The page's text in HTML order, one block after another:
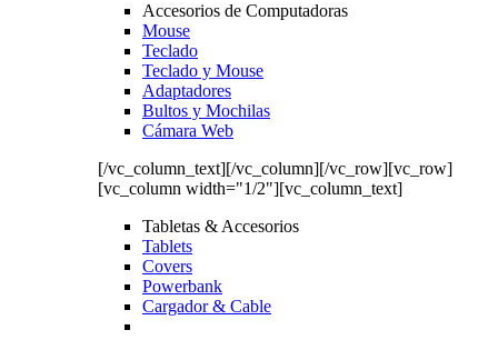
Accesorios de Computadoras
Mouse
Teclado
Teclado y Mouse
Adaptadores
Bultos y Mochilas
Cámara Web
[/vc_column_text][/vc_column][/vc_row][vc_row]
[vc_column width="1/2"][vc_column_text]
Tabletas & Accesorios
Tablets
Covers
Powerbank
Cargador & Cable